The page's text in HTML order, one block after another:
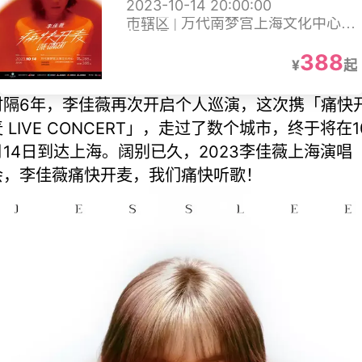
2023-10-14 20:00:00
市辖区 | 万代南梦宫上海文化中心梦
¥388起
6年，李佳薇再次开启个人巡演，这次携「痛快
LIVE CONCERT」，走过了数个城市，终于将在
日到达上海。阔别已久，2023李佳薇上海演唱
李佳薇痛快开麦，我们痛快听歌！